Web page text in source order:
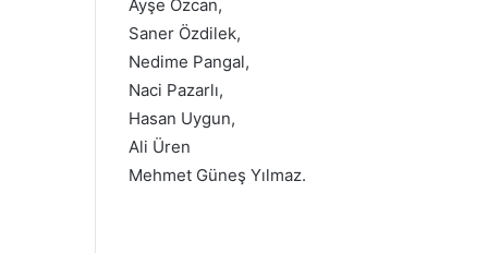
Ayşe Özcan,
Saner Özdilek,
Nedime Pangal,
Naci Pazarlı,
Hasan Uygun,
Ali Üren
Mehmet Güneş Yılmaz.